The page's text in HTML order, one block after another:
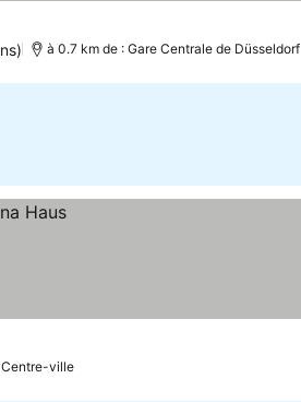
à 0.7 km de : Gare Centrale de Düsseldorf
Centre-ville